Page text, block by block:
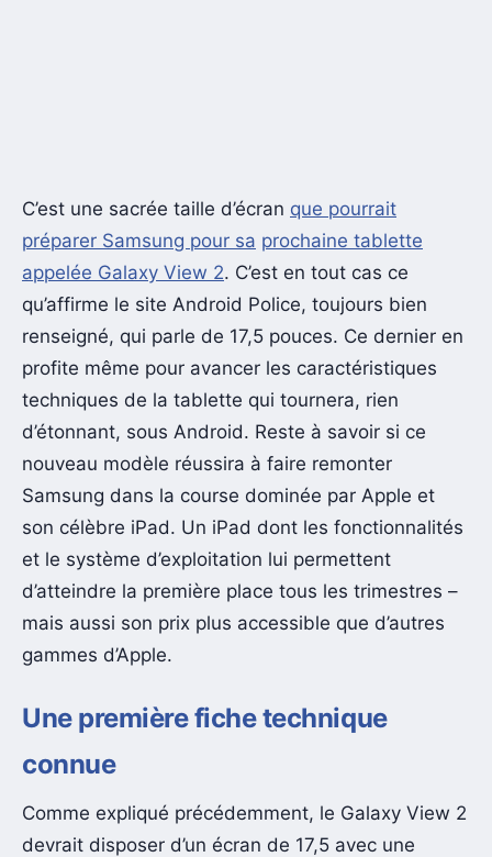
C’est une sacrée taille d’écran que pourrait
préparer Samsung pour sa prochaine tablette
appelée Galaxy View 2. C’est en tout cas ce
qu’affirme le site Android Police, toujours bien
renseigné, qui parle de 17,5 pouces. Ce dernier en
profite même pour avancer les caractéristiques
techniques de la tablette qui tournera, rien
d’étonnant, sous Android. Reste à savoir si ce
nouveau modèle réussira à faire remonter
Samsung dans la course dominée par Apple et
son célèbre iPad. Un iPad dont les fonctionnalités
et le système d’exploitation lui permettent
d’atteindre la première place tous les trimestres –
mais aussi son prix plus accessible que d’autres
gammes d’Apple.
Une première fiche technique
connue
Comme expliqué précédemment, le Galaxy View 2
devrait disposer d’un écran de 17,5 avec une